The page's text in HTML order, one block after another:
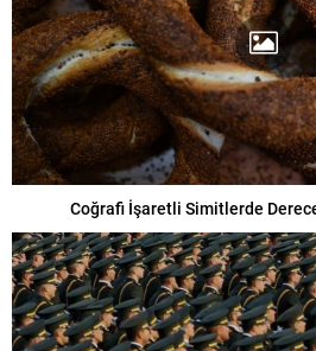
Coğrafi İşaretli Simitlerde